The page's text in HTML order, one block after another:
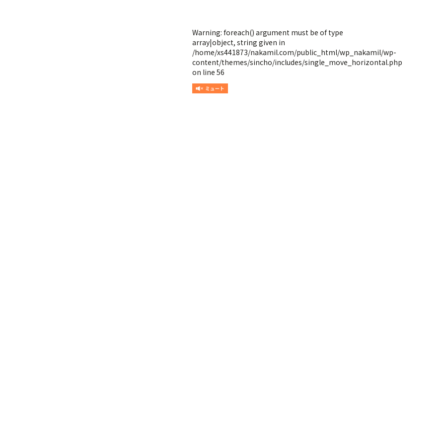
Warning: foreach() argument must be of type
array|object, string given in
/home/xs441873/nakamil.com/public_html/wp_nakamil/wp-
content/themes/sincho/includes/single_move_horizontal.php
on line 56